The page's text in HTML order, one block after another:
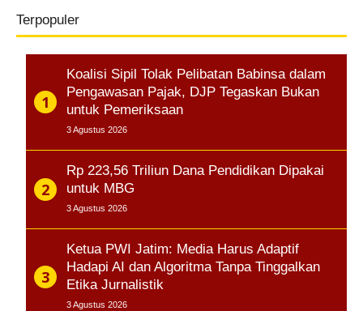
Terpopuler
Koalisi Sipil Tolak Pelibatan Babinsa dalam
Pengawasan Pajak, DJP Tegaskan Bukan
untuk Pemeriksaan
3 Agustus 2026
Rp 223,56 Triliun Dana Pendidikan Dipakai
untuk MBG
3 Agustus 2026
Ketua PWI Jatim: Media Harus Adaptif
Hadapi AI dan Algoritma Tanpa Tinggalkan
Etika Jurnalistik
3 Agustus 2026